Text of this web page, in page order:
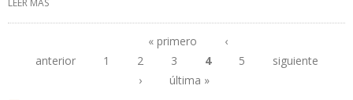
LEER MÁS
Páginas
« primero
‹
anterior
1 2 3 4 5
siguiente
›
última »